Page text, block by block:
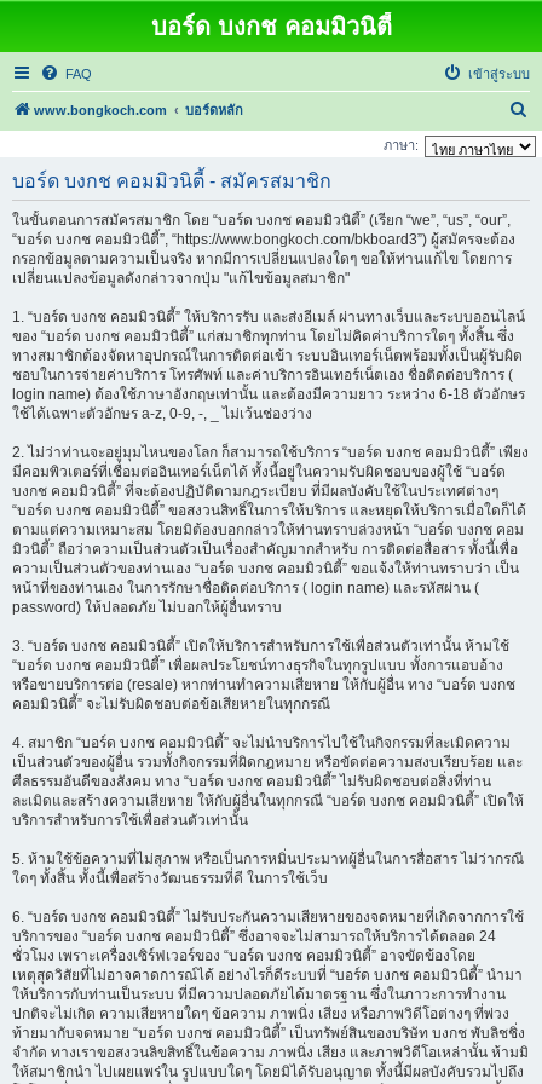
บอร์ด บงกช คอมมิวนิตี้
FAQ เข้าสู่ระบบ
www.bongkoch.com บอร์ดหลัก
น
ภาษา:
บอร์ด บงกช คอมมิวนิตี้ - สมัครสมาชิก
ในขั้นตอนการสมัครสมาชิก โดย “บอร์ด บงกช คอมมิวนิตี้” (เรียก “we”, “us”, “our”,
“บอร์ด บงกช คอมมิวนิตี้”, “https://www.bongkoch.com/bkboard3”) ผู้สมัครจะต้อง
กรอกข้อมูลตามความเป็นจริง หากมีการเปลี่ยนแปลงใดๆ ขอให้ท่านแก้ไข โดยการ
เปลี่ยนแปลงข้อมูลดังกล่าวจากปุ่ม "แก้ไขข้อมูลสมาชิก"
1. “บอร์ด บงกช คอมมิวนิตี้” ให้บริการรับ และส่งอีเมล์ ผ่านทางเว็บและระบบออนไลน์
ของ “บอร์ด บงกช คอมมิวนิตี้” แก่สมาชิกทุกท่าน โดยไม่คิดค่าบริการใดๆ ทั้งสิ้น ซึ่ง
ทางสมาชิกต้องจัดหาอุปกรณ์ในการติดต่อเข้า ระบบอินเทอร์เน็ตพร้อมทั้งเป็นผู้รับผิด
ชอบในการจ่ายค่าบริการ โทรศัพท์ และค่าบริการอินเทอร์เน็ตเอง ชื่อติดต่อบริการ (
login name) ต้องใช้ภาษาอังกฤษเท่านั้น และต้องมีความยาว ระหว่าง 6-18 ตัวอักษร
ใช้ได้เฉพาะตัวอักษร a-z, 0-9, -, _ ไม่เว้นช่องว่าง
2. ไม่ว่าท่านจะอยู่มุมไหนของโลก ก็สามารถใช้บริการ “บอร์ด บงกช คอมมิวนิตี้” เพียง
มีคอมพิวเตอร์ที่เชื่อมต่ออินเทอร์เน็ตได้ ทั้งนี้อยู่ในความรับผิดชอบของผู้ใช้ “บอร์ด
บงกช คอมมิวนิตี้” ที่จะต้องปฏิบัติตามกฎระเบียบ ที่มีผลบังคับใช้ในประเทศต่างๆ
“บอร์ด บงกช คอมมิวนิตี้” ขอสงวนสิทธิ์ในการให้บริการ และหยุดให้บริการเมื่อใดก็ได้
ตามแต่ความเหมาะสม โดยมิต้องบอกกล่าวให้ท่านทราบล่วงหน้า “บอร์ด บงกช คอม
มิวนิตี้” ถือว่าความเป็นส่วนตัวเป็นเรื่องสำคัญมากสำหรับ การติดต่อสื่อสาร ทั้งนี้เพื่อ
ความเป็นส่วนตัวของท่านเอง “บอร์ด บงกช คอมมิวนิตี้” ขอแจ้งให้ท่านทราบว่า เป็น
หน้าที่ของท่านเอง ในการรักษาชื่อติดต่อบริการ ( login name) และรหัสผ่าน (
password) ให้ปลอดภัย ไม่บอกให้ผู้อื่นทราบ
3. “บอร์ด บงกช คอมมิวนิตี้” เปิดให้บริการสำหรับการใช้เพื่อส่วนตัวเท่านั้น ห้ามใช้
“บอร์ด บงกช คอมมิวนิตี้” เพื่อผลประโยชน์ทางธุรกิจในทุกรูปแบบ ทั้งการแอบอ้าง
หรือขายบริการต่อ (resale) หากท่านทำความเสียหาย ให้กับผู้อื่น ทาง “บอร์ด บงกช
คอมมิวนิตี้” จะไม่รับผิดชอบต่อข้อเสียหายในทุกกรณี
4. สมาชิก “บอร์ด บงกช คอมมิวนิตี้” จะไม่นำบริการไปใช้ในกิจกรรมที่ละเมิดความ
เป็นส่วนตัวของผู้อื่น รวมทั้งกิจกรรมที่ผิดกฎหมาย หรือขัดต่อความสงบเรียบร้อย และ
ศีลธรรมอันดีของสังคม ทาง “บอร์ด บงกช คอมมิวนิตี้” ไม่รับผิดชอบต่อสิ่งที่ท่าน
ละเมิดและสร้างความเสียหาย ให้กับผู้อื่นในทุกกรณี “บอร์ด บงกช คอมมิวนิตี้” เปิดให้
บริการสำหรับการใช้เพื่อส่วนตัวเท่านั้น
5. ห้ามใช้ข้อความที่ไม่สุภาพ หรือเป็นการหมิ่นประมาทผู้อื่นในการสื่อสาร ไม่ว่ากรณี
ใดๆ ทั้งสิ้น ทั้งนี้เพื่อสร้างวัฒนธรรมที่ดี ในการใช้เว็บ
6. “บอร์ด บงกช คอมมิวนิตี้” ไม่รับประกันความเสียหายของจดหมายที่เกิดจากการใช้
บริการของ “บอร์ด บงกช คอมมิวนิตี้” ซึ่งอาจจะไม่สามารถให้บริการได้ตลอด 24
ชั่วโมง เพราะเครื่องเซิร์ฟเวอร์ของ “บอร์ด บงกช คอมมิวนิตี้” อาจขัดข้องโดย
เหตุสุดวิสัยที่ไม่อาจคาดการณ์ได้ อย่างไรก็ดีระบบที่ “บอร์ด บงกช คอมมิวนิตี้” นำมา
ให้บริการกับท่านเป็นระบบ ที่มีความปลอดภัยได้มาตรฐาน ซึ่งในภาวะการทำงาน
ปกติจะไม่เกิด ความเสียหายใดๆ ข้อความ ภาพนิ่ง เสียง หรือภาพวิดีโอต่างๆ ที่พ่วง
ท้ายมากับจดหมาย “บอร์ด บงกช คอมมิวนิตี้” เป็นทรัพย์สินของบริษัท บงกช พับลิชชิ่ง
จำกัด ทางเราขอสงวนลิขสิทธิ์ในข้อความ ภาพนิ่ง เสียง และภาพวิดีโอเหล่านั้น ห้ามมิ
ให้สมาชิกนำ ไปเผยแพร่ใน รูปแบบใดๆ โดยมิได้รับอนุญาต ทั้งนี้มีผลบังคับรวมไปถึง